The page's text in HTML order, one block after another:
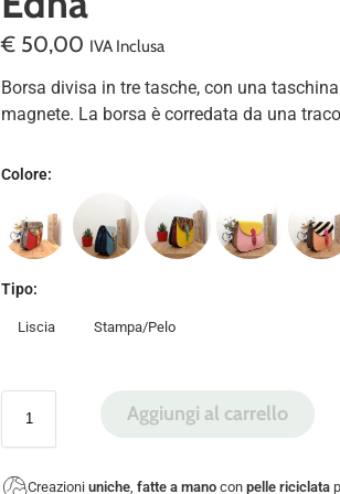
€ 50,00 IVA Inclusa
Borsa divisa in tre tasche, con una
magnete. La borsa è corredata da una
Colore:
Tipo:
Liscia Stampa/Pelo
Aggiungi al carrello
Creazioni uniche, fatte a mano con pelle riciclata